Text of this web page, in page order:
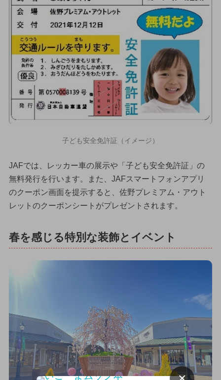
子ども安全免許証（イメージ）
JAFでは、レッカー車の展示や「子ども安全免許証」の
無料発行を行います。また、JAFスマートフォンアプリ
のクーポン画面を提示すると、佐野プレミアム・アウト
レットのクーポンシートがプレゼントされます。
春を感じる特別な装飾とイベント